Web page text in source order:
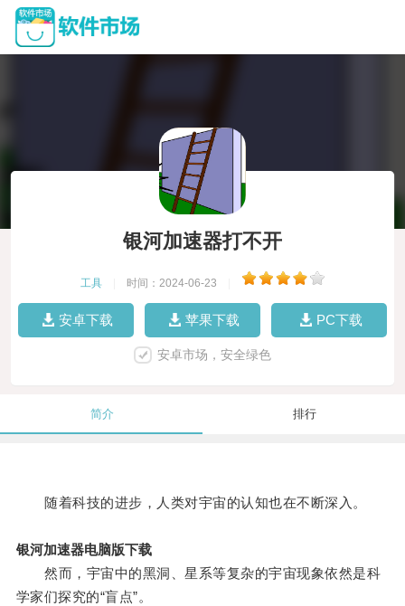
银河加速器打不开
工具 时间：2024-06-23
安卓下载 苹果下载 PC下载
安卓市场，安全绿色
简介 排行
随着科技的进步，人类对宇宙的认知也在不断深入。
银河加速器电脑版下载
然而，宇宙中的黑洞、星系等复杂的宇宙现象依然是科
学家们探究的“盲点”。